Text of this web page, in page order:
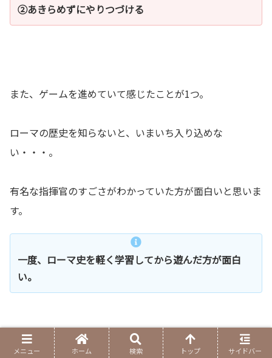
②あきらめずにやりつづける
また、ゲームを進めていて感じたことが1つ。
ローマの歴史を知らないと、いまいち入り込めな
い・・・。
有名な指揮官のすごさがわかっていた方が面白いと思いま
す。
一度、ローマ史を軽く学習してから遊んだ方が面白
い。
メニュー ホーム 検索 トップ サイドバー